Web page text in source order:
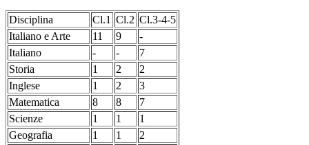
Disciplina Cl.1 Cl.2 Cl.3-4-5
Italiano e Arte
11 9
-
Italiano
- -
7
Storia
1 2
2
Inglese
1 2
3
Matematica
8 8
7
Scienze
1 1
1
Geografia
1 1
2